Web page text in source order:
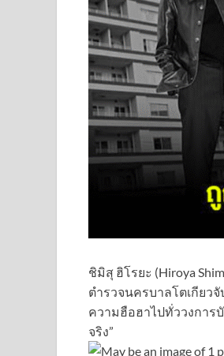
ชิมิสุ ฮิโรยะ (Hiroya
ตำรวจนครบาลโตเกียว
ความฮือฮาไปทั่ววงการ
จริง”